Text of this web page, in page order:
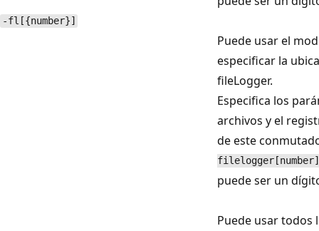
-fl[{number}]
Puede usar el
especificar la
fileLogger.
Especifica los
archivos y el
de este
filelogger[number]
puede ser un
Puede usar